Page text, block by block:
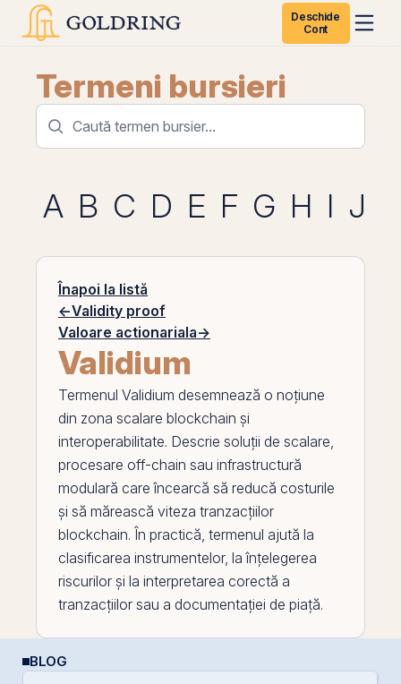
Deschide
Cont
Termeni bursieri
A B C D E F G H I J
Înapoi la listă
←Validity proof
Valoare actionariala→
Validium
Termenul Validium desemnează o noțiune
din zona scalare blockchain și
interoperabilitate. Descrie soluții de scalare,
procesare off-chain sau infrastructură
modulară care încearcă să reducă costurile
și să mărească viteza tranzacțiilor
blockchain. În practică, termenul ajută la
clasificarea instrumentelor, la înțelegerea
riscurilor și la interpretarea corectă a
tranzacțiilor sau a documentației de piață.
BLOG